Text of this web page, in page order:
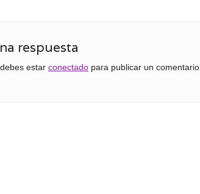
respuesta
estar conectadopara publicar un comentario.